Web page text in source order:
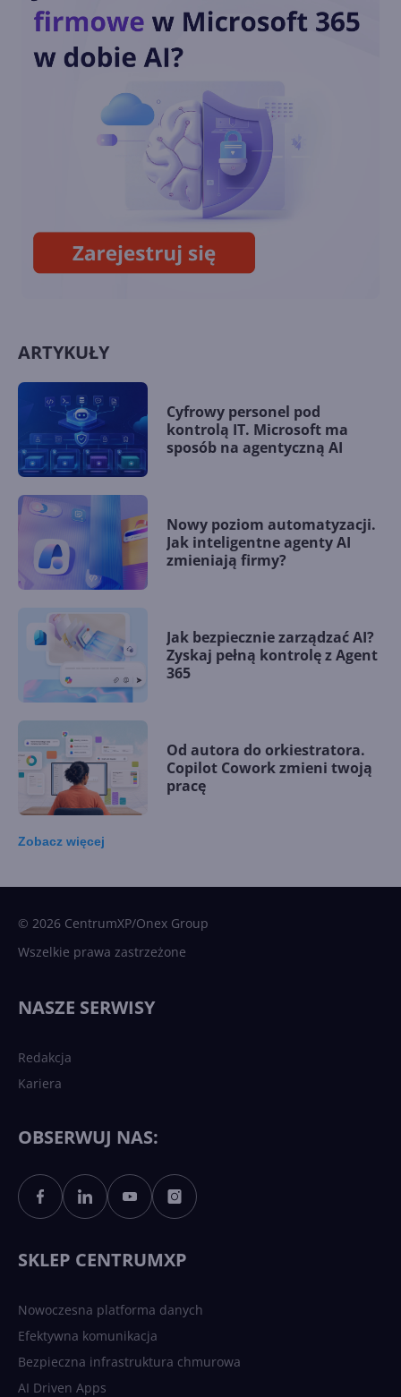
Claude w Microsoft 365. Nowy
dokumentami
Copilot zmienia Excela dzięki
GPT-5.5 i Pythonowi.
Podsumowanie kwietnia 2026
ARTYKUŁY
Cyfrowy personel pod
kontrolą IT. Microsoft ma
sposób na agentyczną AI
Nowy poziom automatyzacji.
Jak inteligentne agenty AI
zmieniają firmy?
Jak bezpiecznie zarządzać AI?
Zyskaj pełną kontrolę z Agent
365
Od autora do orkiestratora.
Copilot Cowork zmieni twoją
pracę
Sztuczna inteligencja po
polsku. Dość barier
Zobacz więcej
© 2026 CentrumXP/Onex Group
Wszelkie prawa zastrzeżone
NASZE SERWISY
Redakcja
Kariera
OBSERWUJ NAS:
SKLEP CENTRUMXP
Nowoczesna platforma danych
Efektywna komunikacja
Bezpieczna infrastruktura chmurowa
AI Driven Apps